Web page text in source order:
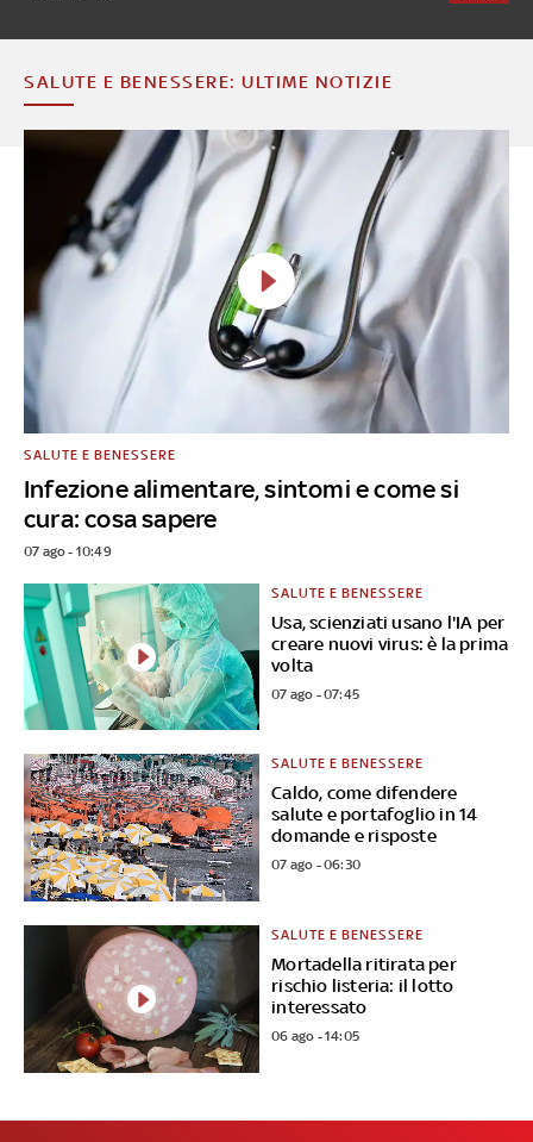
SALUTE E BENESSERE: ULTIME NOTIZIE
Infezione alimentare, sintomi e come si
cura: cosa sapere
SALUTE E BENESSERE
07 ago - 10:49
Usa, scienziati usano l'IA per
creare nuovi virus: è la prima
volta
SALUTE E BENESSERE
07 ago - 07:45
Caldo, come difendere
salute e portafoglio in 14
domande e risposte
SALUTE E BENESSERE
07 ago - 06:30
Mortadella ritirata per
rischio listeria: il lotto
interessato
SALUTE E BENESSERE
06 ago - 14:05